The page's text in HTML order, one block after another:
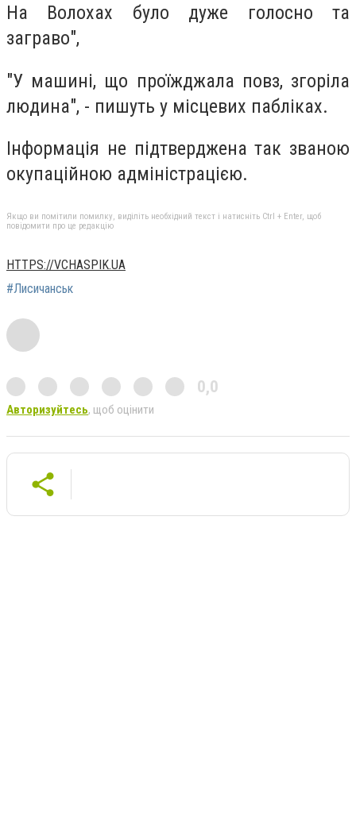
На Волохах було дуже голосно та
заграво",
"У машині, що проїжджала повз, згоріла
людина", - пишуть у місцевих пабліках.
Інформація не підтверджена так званою
окупаційною адміністрацією.
Якщо ви помітили помилку, виділіть необхідний текст і натисніть Ctrl + Enter, щоб
повідомити про це редакцію
HTTPS://VCHASPIK.UA
#Лисичанськ
0,0
Авторизуйтесь, щоб оцінити